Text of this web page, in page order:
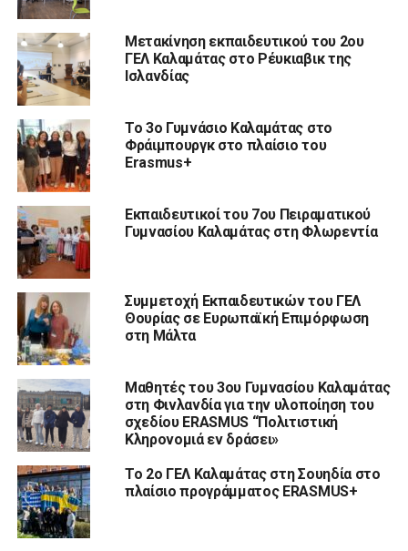
Μετακίνηση εκπαιδευτικού του 2ου
ΓΕΛ Καλαμάτας στο Ρέυκιαβικ της
Ισλανδίας
Το 3ο Γυμνάσιο Καλαμάτας στο
Φράιμπουργκ στο πλαίσιο του
Erasmus+
Εκπαιδευτικοί του 7ου Πειραματικού
Γυμνασίου Καλαμάτας στη Φλωρεντία
Συμμετοχή Εκπαιδευτικών του ΓΕΛ
Θουρίας σε Ευρωπαϊκή Επιμόρφωση
στη Μάλτα
Μαθητές του 3ου Γυμνασίου Καλαμάτας
στη Φινλανδία για την υλοποίηση του
σχεδίου ERASMUS “Πολιτιστική
Κληρονομιά εν δράσει»
Το 2ο ΓΕΛ Καλαμάτας στη Σουηδία στο
πλαίσιο προγράμματος ERASMUS+